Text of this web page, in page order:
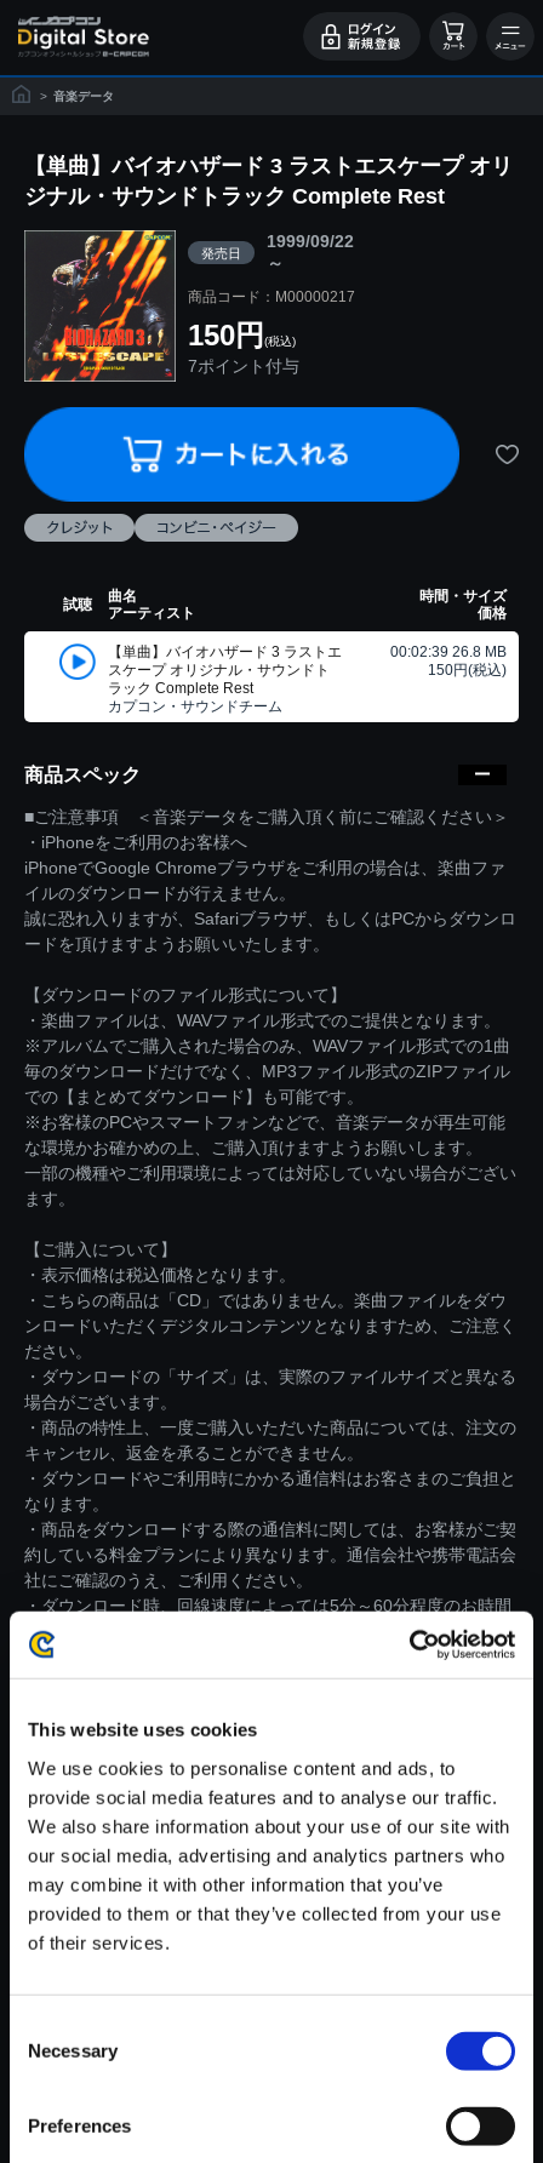
This website uses cookies
We use cookies to personalise content and ads, to
provide social media features and to analyse our traffic.
We also share information about your use of our site with
our social media, advertising and analytics partners who
may combine it with other information that you’ve
provided to them or that they’ve collected from your use
of their services.
Selection
Necessary
Preferences
> 音楽データ
【単曲】バイオハザード 3 ラストエスケープ オリ
ジナル・サウンドトラック Complete Rest
発売日
1999/09/22
～
商品コード：M00000217
150円 (税込)
7ポイント付与
試聴
曲名
アーティスト
時間・サイズ
価格
【単曲】バイオハザード 3 ラストエ
スケープ オリジナル・サウンドト
ラック Complete Rest
カプコン・サウンドチーム
00:02:39 26.8 MB
150円(税込)
商品スペック
■ご注意事項 ＜音楽データをご購入頂く前にご確認ください＞
・iPhoneをご利用のお客様へ
iPhoneでGoogle Chromeブラウザをご利用の場合は、楽曲ファ
イルのダウンロードが行えません。
誠に恐れ入りますが、Safariブラウザ、もしくはPCからダウンロ
ードを頂けますようお願いいたします。
【ダウンロードのファイル形式について】
・楽曲ファイルは、WAVファイル形式でのご提供となります。
※アルバムでご購入された場合のみ、WAVファイル形式での1曲
毎のダウンロードだけでなく、MP3ファイル形式のZIPファイル
での【まとめてダウンロード】も可能です。
※お客様のPCやスマートフォンなどで、音楽データが再生可能
な環境かお確かめの上、ご購入頂けますようお願いします。
一部の機種やご利用環境によっては対応していない場合がござい
ます。
【ご購入について】
・表示価格は税込価格となります。
・こちらの商品は「CD」ではありません。楽曲ファイルをダウ
ンロードいただくデジタルコンテンツとなりますため、ご注意く
ださい。
・ダウンロードの「サイズ」は、実際のファイルサイズと異なる
場合がございます。
・商品の特性上、一度ご購入いただいた商品については、注文の
キャンセル、返金を承ることができません。
・ダウンロードやご利用時にかかる通信料はお客さまのご負担と
なります。
・商品をダウンロードする際の通信料に関しては、お客様がご契
約している料金プランにより異なります。通信会社や携帯電話会
社にご確認のうえ、ご利用ください。
・ダウンロード時、回線速度によっては5分～60分程度のお時間
がかかる場合がございます。
※ご購入いただいたファイルのダウンロードの際には、通信環境
が安定しているWifi環境でお試しください。
【単曲】バイオハザード 3 ラス
トエスケープ オリジナル・サウ
ンドトラック Complete Rest